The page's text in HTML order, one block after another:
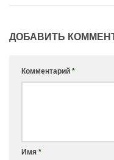
ДОБАВИТЬ
Комментарий *
Имя *